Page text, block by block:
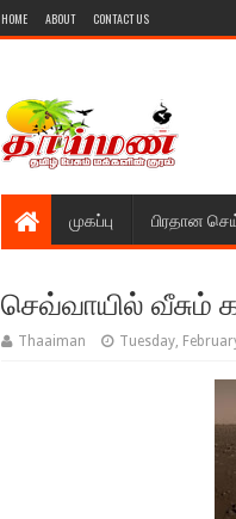
HOME ABOUT CONTACT US
முகப்பு பிரதான
செவ்வாயில் வீசும்
Thaaiman Tuesday,